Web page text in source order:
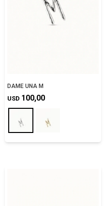
DAME UNA M
USD 100,00